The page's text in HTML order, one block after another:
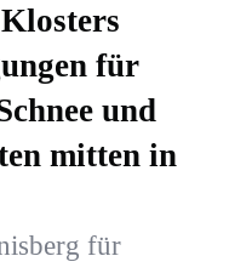
für
und
mitten in
für